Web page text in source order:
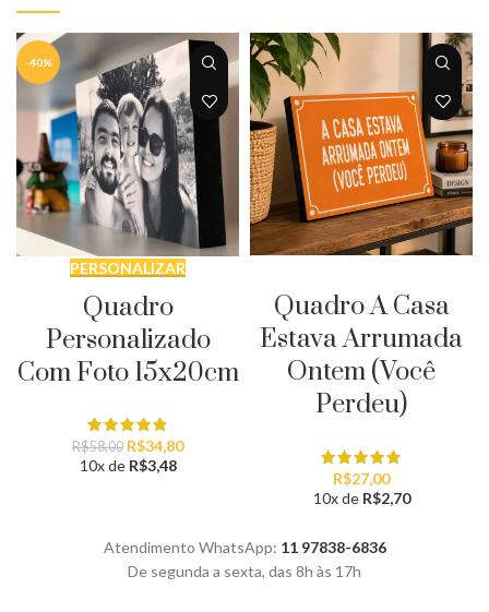
-40%
PERSONALIZAR
Quadro
Personalizado
Com Foto 15x20cm
R$58,00 O
preço
R$34,80O
10x de R$3,48
Quadro A Casa
Estava Arrumada
Ontem (Você
Perdeu)
R$27,00
10x de R$2,70
Atendimento WhatsApp: 11 97838-6836
De segunda a sexta, das 8h às 17h